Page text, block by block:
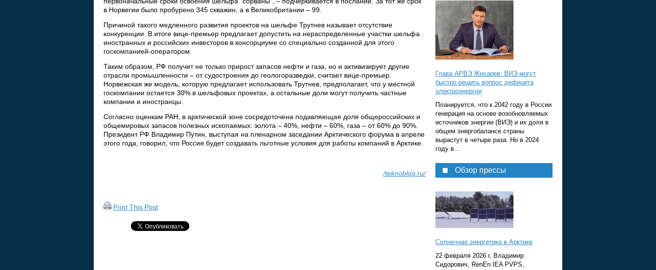
в Норвегии было пробурено 345 скважин, а в Великобритании – 99.
Причиной такого медленного развития проектов на шельфе Трутнев называет отсутствие
конкуренции. В итоге вице-премьер предлагает допустить на нераспределенные участки шельфа
иностранных и российских инвесторов в консорциуме со специально созданной для этого
госкомпанией-оператором.
Таким образом, РФ получит не только прирост запасов нефти и газа, но и активизирует другие
отрасли промышленности – от судостроения до геологоразведки, считает вице-премьер.
Норвежская же модель, которую предлагает использовать Трутнев, предполагает, что у местной
госкомпании остается 30% в шельфовых проектах, а остальные доли могут получить частные
компании и иностранцы.
Согласно оценкам РАН, в арктической зоне сосредоточена подавляющая доля общероссийских и
общемировых запасов полезных ископаемых: золота – 40%, нефти – 60%, газа – от 60% до 90%.
Президент РФ Владимир Путин, выступая на пленарном заседании Арктического форума в апреле
этого года, говорил, что Россия будет создавать льготные условия для работы компаний в Арктике.
/teknoblog.ru/
Print This Post
Глава АРВЭ Жихарев: ВИЭ могут
быстро решить вопрос дефицита
электроэнергии
Планируется, что к 2042 году в России
генерация на основе возобновляемых
источников энергии (ВИЭ) и их доля в
общем энергобалансе страны
вырастут в четыре раза. Но в 2024
году в...
Обзор прессы
Солнечная энергетика в Арктике
22 февраля 2026 г, Владимир
Сидорович, RenEn IEA PVPS,